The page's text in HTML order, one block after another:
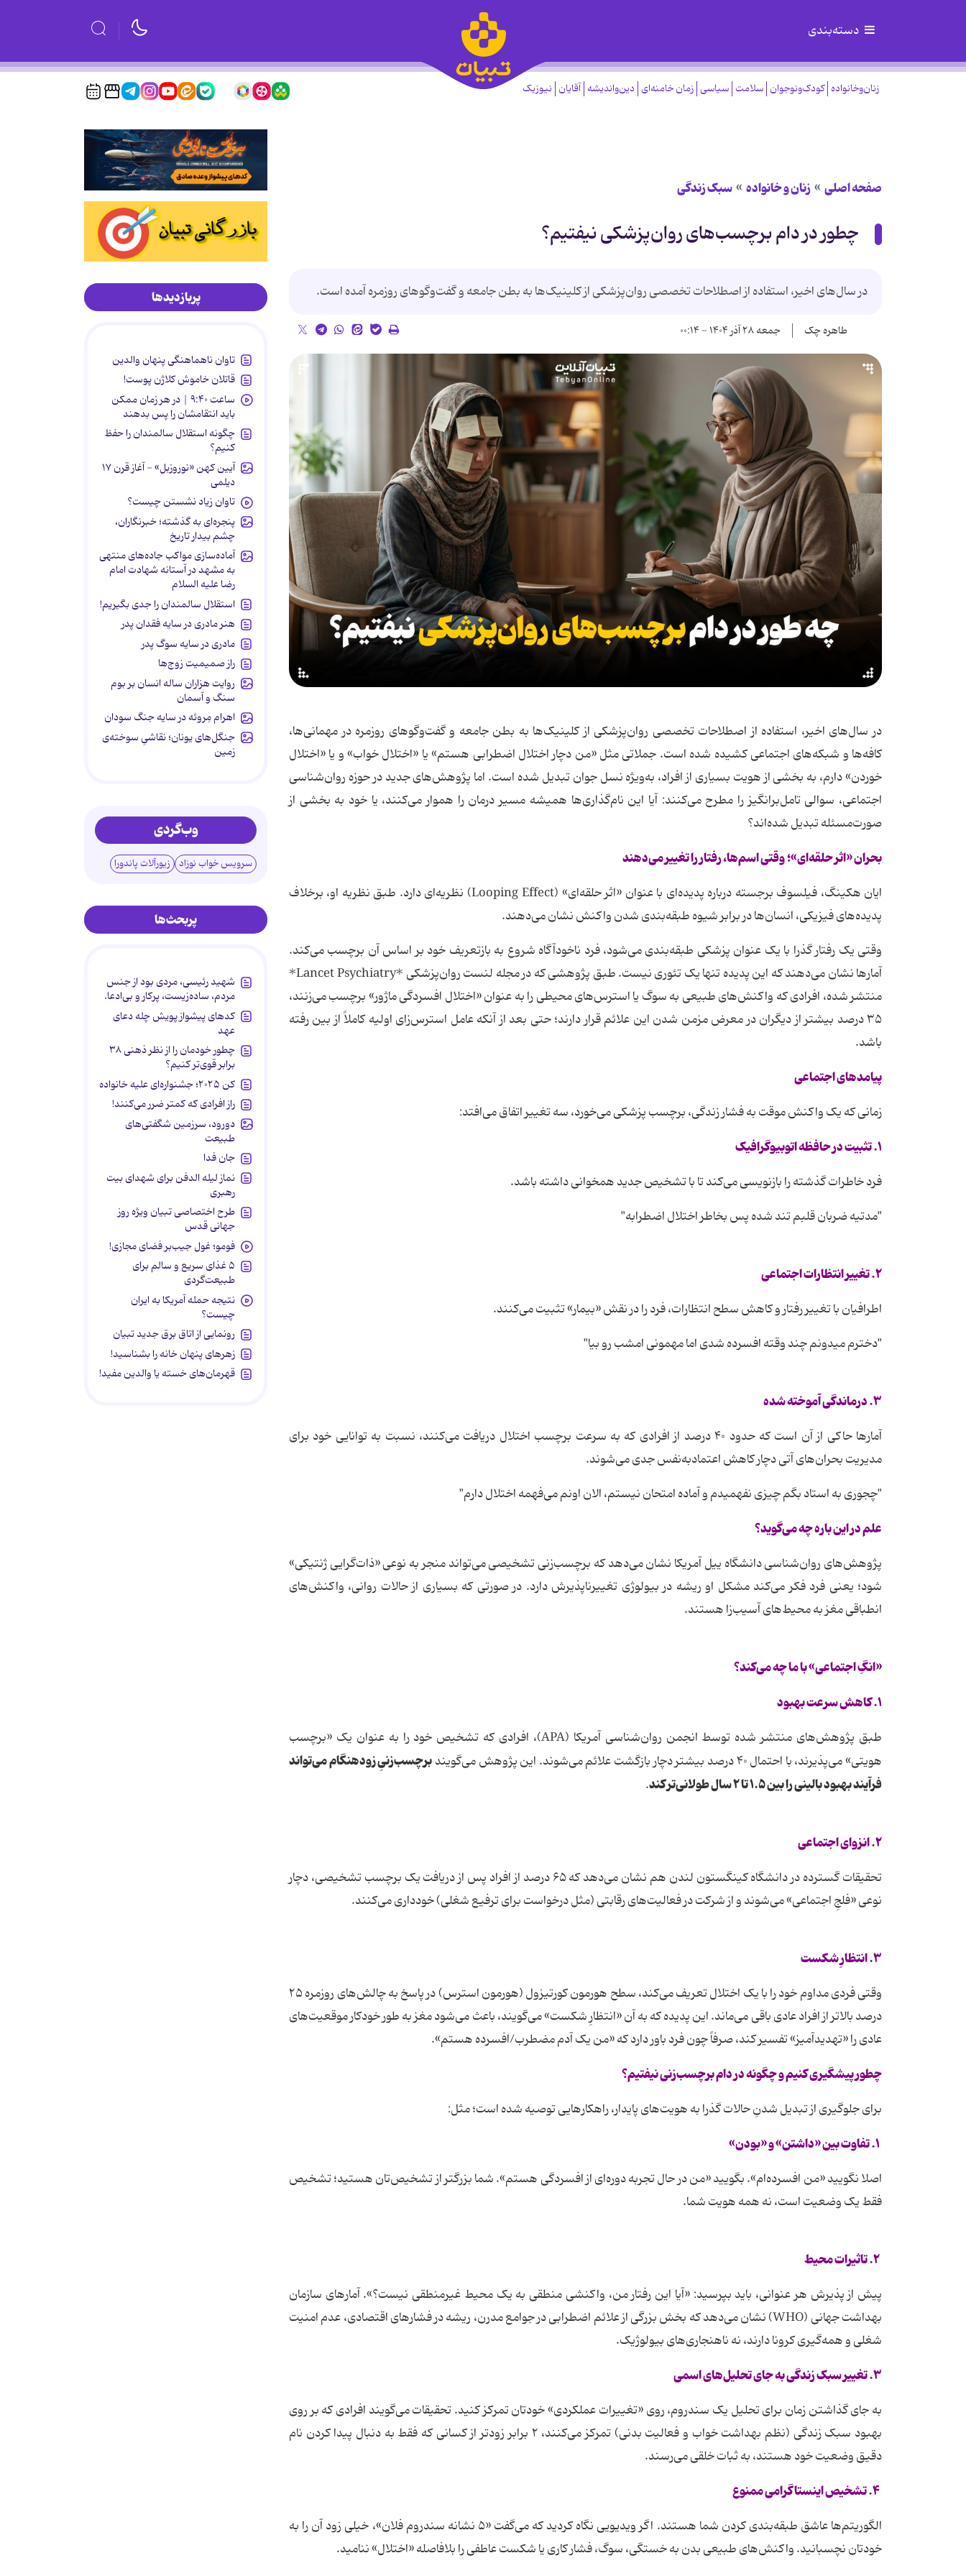
دسته‌بندی
زنان‌وخانواده کودک‌ونوجوان سلامت سیاسی زمان خامنه‌ای دین‌واندیشه آقایان نیوزیک
صفحه اصلی زنان و خانواده سبک زندگی
چطور در دام برچسب‌های روان‌پزشکی نیفتیم؟
در سال‌های اخیر، استفاده از اصطلاحات تخصصی روان‌پزشکی از کلینیک‌ها به بطن جامعه و گفت‌وگوهای روزمره آمده است.
طاهره چک جمعه ۲۸ آذر ۱۴۰۴ - ۰۰:۱۴
در سال‌های اخیر، استفاده از اصطلاحات تخصصی روان‌پزشکی از کلینیک‌ها به بطن جامعه و گفت‌وگوهای روزمره در مهمانی‌ها،
کافه‌ها و شبکه‌های اجتماعی کشیده شده است. جملاتی مثل «من دچار اختلال اضطرابی هستم» یا «اختلال خواب» و یا «اختلال
خوردن» دارم، به بخشی از هویت بسیاری از افراد، به‌ویژه نسل جوان تبدیل شده است. اما پژوهش‌های جدید در حوزه‌ روان‌شناسی
اجتماعی، سوالی تامل‌برانگیز را مطرح می‌کنند: آیا این نام‌گذاری‌ها همیشه مسیر درمان را هموار می‌کنند، یا خود به بخشی از
صورت‌مسئله تبدیل شده‌اند؟
بحران «اثر حلقه‌ای»؛وقتی اسم‌ها، رفتار را تغییر می‌دهند
ایان هکینگ، فیلسوف برجسته‌ درباره پدیده‌ای با عنوان «اثر حلقه‌ای» (Looping Effect) نظریه‌ای دارد. طبق نظریه او، برخلاف
پدیده‌های فیزیکی، انسان‌ها در برابر شیوه‌ طبقه‌بندی شدن واکنش نشان می‌دهند.
وقتی یک رفتار گذرا با یک عنوان پزشکی طبقه‌بندی می‌شود، فرد ناخودآگاه شروع به بازتعریف خود بر اساس آن برچسب می‌کند.
آمارها نشان می‌دهند که این پدیده تنها یک تئوری نیست. طبق پژوهشی که در مجله لنست روان‌پزشکی *Lancet Psychiatry*
منتشر شده، افرادی که واکنش‌های طبیعی به سوگ یا استرس‌های محیطی را به عنوان «اختلال افسردگی ماژور» برچسب می‌زنند،
۳۵ درصد بیشتر از دیگران در معرض مزمن شدن این علائم قرار دارند؛ حتی بعد از آنکه عامل استرس‌زای اولیه کاملاً از بین رفته
باشد.
پیامدهای اجتماعی
زمانی که یک واکنش موقت به فشار زندگی، برچسب پزشکی می‌خورد، سه تغییر اتفاق می‌افتد:
۱. تثبیت در حافظه اتوبیوگرافیک
فرد خاطرات گذشته را بازنویسی می‌کند تا با تشخیص جدید همخوانی داشته باشد.
"مدتیه ضربان قلبم تند شده پس بخاطر اختلال اضطرابه"
۲. تغییر انتظارات اجتماعی
اطرافیان با تغییر رفتار و کاهش سطح انتظارات، فرد را در نقش «بیمار» تثبیت می‌کنند.
"دخترم میدونم چند وقته افسرده‌ شدی اما مهمونی امشب رو بیا"
۳. درماندگی آموخته شده
آمارها حاکی از آن است که حدود ۴۰ درصد از افرادی که به سرعت برچسب اختلال دریافت می‌کنند، نسبت به توانایی خود برای
مدیریت بحران‌های آتی دچار کاهش اعتمادبه‌نفس جدی می‌شوند.
"چجوری به استاد بگم چیزی نفهمیدم و آماده امتحان نیستم، الان اونم می‌فهمه اختلال دارم"
علم در این باره چه می‌گوید؟
پژوهش‌های روان‌شناسی دانشگاه ییل آمریکا نشان می‌دهد که برچسب‌زنی تشخیصی می‌تواند منجر به نوعی «ذات‌گرایی ژنتیکی»
شود؛ یعنی فرد فکر می‌کند مشکل او ریشه در بیولوژی تغییرناپذیرش دارد. در صورتی که بسیاری از حالات روانی، واکنش‌های
انطباقی مغز به محیط‌های آسیب‌زا هستند.
«انگِ اجتماعی» با ما چه می‌کند؟
۱. کاهش سرعت بهبود
طبق پژوهش‌های منتشر شده توسط انجمن روان‌شناسی آمریکا (APA)، افرادی که تشخیص خود را به عنوان یک «برچسب
هویتی» می‌پذیرند، با احتمال ۴۰ درصد بیشتر دچار بازگشت علائم می‌شوند. این پژوهش می‌گویند
برچسب‌زنیِ زودهنگام می‌تواند
فرآیند بهبود بالینی را بین ۱.۵ تا ۲ سال طولانی‌تر کند
.
۲. انزوای اجتماعی
تحقیقات گسترده در دانشگاه کینگستون لندن هم نشان می‌دهد که ۶۵ درصد از افراد پس از دریافت یک برچسب تشخیصی، دچار
نوعی «فلجِ اجتماعی» می‌شوند و از شرکت در فعالیت‌های رقابتی (مثل درخواست برای ترفیع شغلی) خودداری می‌کنند.
۳. انتظارِ شکست
وقتی فردی مداوم خود را با یک اختلال تعریف می‌کند، سطح هورمون کورتیزول (هورمون استرس) در پاسخ به چالش‌های روزمره ۲۵
درصد بالاتر از افراد عادی باقی می‌ماند. این پدیده که به آن «انتظارِ شکست» می‌گویند، باعث می‌شود مغز به طور خودکار موقعیت‌های
عادی را «تهدیدآمیز» تفسیر کند، صرفاً چون فرد باور دارد که «من یک آدم مضطرب/افسرده هستم».
چطور پیشگیری کنیم و چگونه در دام برچسب‌زنی نیفتیم؟
برای جلوگیری از تبدیل شدنِ حالات گذرا به هویت‌های پایدار، راهکارهایی توصیه شده است؛ مثل:
اصلا نگویید «من افسرده‌ام». بگویید «من در حال تجربه دوره‌ای از افسردگی هستم». شما بزرگتر از تشخیص‌تان هستید؛ تشخیص
فقط یک وضعیت است، نه همه هویت شما.
۲. تاثیرات محیط
پیش از پذیرش هر عنوانی، باید بپرسید: «آیا این رفتار من، واکنشی منطقی به یک محیط غیرمنطقی نیست؟». آمارهای سازمان
بهداشت جهانی (WHO) نشان می‌دهد که بخش بزرگی از علائم اضطرابی در جوامع مدرن، ریشه در فشارهای اقتصادی، عدم امنیت
شغلی و همه‌گیری کرونا دارند، نه ناهنجاری‌های بیولوژیک.
۳. تغییر سبک زندگی به جای تحلیل‌های اسمی
به جای گذاشتن زمان برای تحلیل یک سندروم، روی «تغییرات عملکردی» خودتان تمرکز کنید. تحقیقات می‌گویند افرادی که بر روی
بهبود سبک زندگی (نظم بهداشت خواب و فعالیت بدنی) تمرکز می‌کنند، ۲ برابر زودتر از کسانی که فقط به دنبال پیدا کردن نام
دقیق وضعیت خود هستند، به ثبات خلقی می‌رسند.
الگوریتم‌ها عاشق طبقه‌بندی کردن شما هستند. اگر ویدیویی نگاه کردید که می‌گفت «۵ نشانه سندروم فلان»، خیلی زود آن را به
خودتان نچسبانید. واکنش‌های طبیعی بدن به خستگی، سوگ، فشار کاری یا شکست عاطفی را بلافاصله «اختلال» ننامید.
پربازدیدها
تاوان ناهماهنگی پنهان والدین
قاتلان خاموش کلاژن پوست!
ساعت ۹:۴۰ | در هر زمان ممکن
باید انتقامشان را پس بدهند
چگونه استقلال سالمندان را حفظ
کنیم؟
آیین کهن «نوروزبل» - آغاز قرن ۱۷
دیلمی
تاوان زیاد نشستن چیست؟
پنجره‌ای به گذشته؛ خبرنگاران،
چشم بیدار تاریخ
آماده‌سازی مواکب جاده‌های منتهی
به مشهد در آستانه شهادت امام
رضا علیه السلام
استقلال سالمندان را جدی بگیریم!
هنر مادری در سایه‌ فقدان پدر
مادری در سایه سوگ پدر
راز صمیمیت زوج‌ها
روایت هزاران ساله انسان بر بوم
سنگ و آسمان
اهرام مِروئه در سایه جنگ سودان
جنگل‌های یونان؛ نقاشیِ سوخته‌ی
زمین
وب‌گردی
سرویس خواب نوزاد زیورآلات پاندورا
پربحث‌ها
شهید رئیسی، مردی بود از جنس
مردم، ساده‌زیست، پرکار و بی‌ادعا.
کدهای پیشواز پویش چله دعای
عهد
چطور خودمان را از نظر ذهنی ۳۸
برابر قوی‌تر کنیم؟
کن ۲۰۲۵؛ جشنواره‌ای علیه خانواده
راز افرادی که کمتر ضرر می‌کنند!
دورود، سرزمین شگفتی‌های
طبیعت
جان فدا
نماز لیله الدفن برای شهدای بیت
رهبری
طرح اختصاصی تبیان ویژه روز
جهانی قدس
فومو؛ غول جیب‌بر فضای مجازی!
۵ غذای سریع و سالم برای
طبیعت‌گردی
نتیجه حمله آمریکا به ایران
چیست؟
رونمایی از اتاق برق جدید تبیان
زهرهای پنهان خانه را بشناسید!
قهرمان‌های خسته یا والدین مفید!